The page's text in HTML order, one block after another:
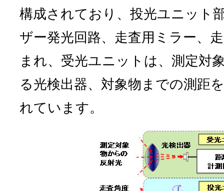
構成されており、投光ユニット
ザー発光回路、走査用ミラー、
まれ、受光ユニットは、測定対
る光検出器、対象物までの測距
れています。